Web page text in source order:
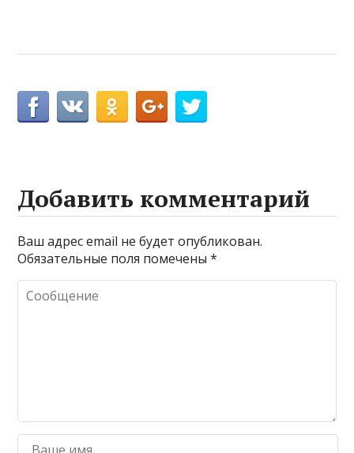
Добавить комментарий
Ваш адрес email не будет опубликован.
Обязательные поля помечены*